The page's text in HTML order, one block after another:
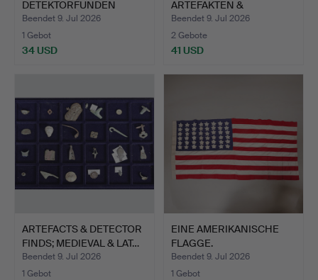
DETEKTORFUNDEN
(ANZAHL).
Beendet 9. Jul 2026
1 Gebot
34 USD
ARTEFAKTEN &
SONDENGÄNGE…
Beendet 9. Jul 2026
2 Gebote
41 USD
ARTEFACTS & DETECTOR
FINDS; MEDIEVAL & LAT…
Beendet 9. Jul 2026
1 Gebot
EINE AMERIKANISCHE
FLAGGE.
Beendet 9. Jul 2026
1 Gebot